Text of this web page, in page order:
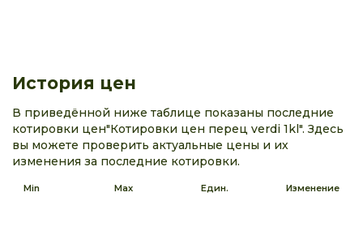
История цен
В приведённой ниже таблице показаны последние
котировки цен"Котировки цен перец verdi 1kl". Здесь
вы можете проверить актуальные цены и их
изменения за последние котировки.
Min Max Един. Изменение